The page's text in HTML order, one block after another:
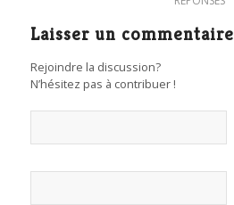
Laisser un commentaire
Rejoindre la discussion?
N’hésitez pas à contribuer !